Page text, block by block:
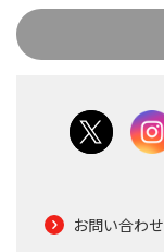
お問い合わせ